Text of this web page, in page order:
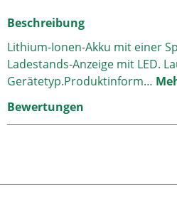
Beschreibung
Lithium-Ionen-Akku mit einer
Ladestands-Anzeige mit LED.
Gerätetyp.Produktinform…
Bewertungen